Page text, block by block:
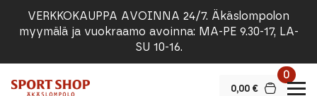
VERKKOKAUPPA AVOINNA 24/7. Äkäslompolon
myymälä ja vuokraamo avoinna: MA-PE 9.30-17, LA-
SU 10-16.
0,00 €
0